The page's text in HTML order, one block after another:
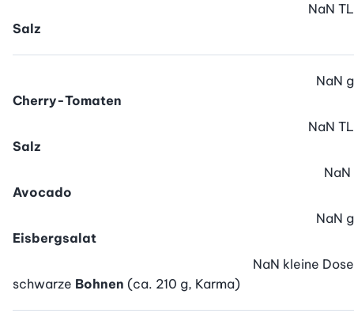
Salz
NaN TL
Cherry-Tomaten
NaN g
Salz
NaN TL
Avocado
NaN
Eisbergsalat
NaN g
schwarze Bohnen (ca. 210 g, Karma)
NaN kleine Dose